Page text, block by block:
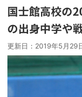
国士館高校の
の出身中学や
更新日： 2019年5月29